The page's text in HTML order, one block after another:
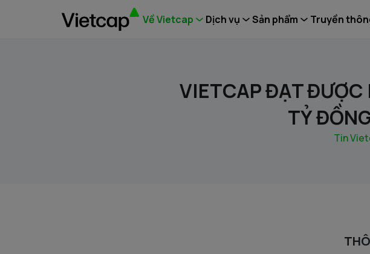
Về Vietcap Dịch vụ Sản phẩm Truyền
VIETCAP ĐẠT ĐƯỢC
TỶ
Tin